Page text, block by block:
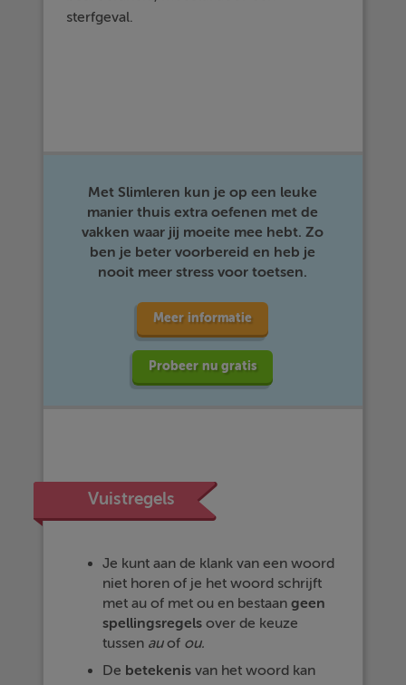
sterfgeval.
Met Slimleren kun je op een leuke
manier thuis extra oefenen met de
vakken waar jij moeite mee hebt. Zo
ben je beter voorbereid en heb je
nooit meer stress voor toetsen.
Meer informatie
Probeer nu gratis
Vuistregels
Je kunt aan de klank van een woord
niet horen of je het woord schrijft
met au of met ou en bestaangeen
spellingsregels over de keuze
tussen auof ou.
De betekenis van het woord kan